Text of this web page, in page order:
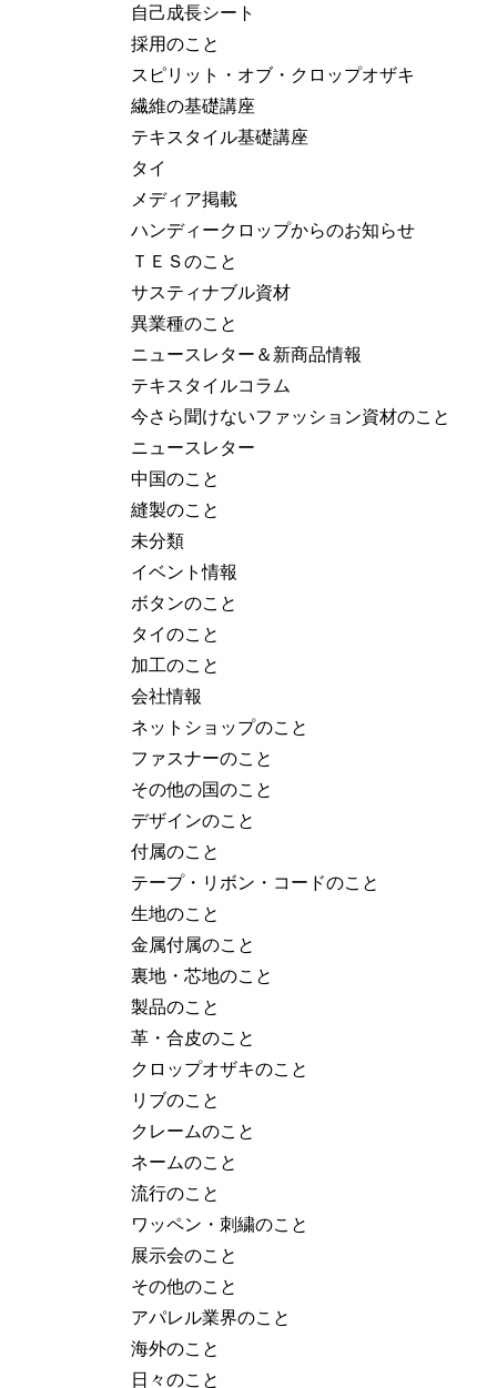
自己成長シート
採用のこと
スピリット・オブ・クロップオザキ
繊維の基礎講座
テキスタイル基礎講座
タイ
メディア掲載
ハンディークロップからのお知らせ
ＴＥＳのこと
サスティナブル資材
異業種のこと
ニュースレター＆新商品情報
テキスタイルコラム
今さら聞けないファッション資材のこと
ニュースレター
中国のこと
縫製のこと
未分類
イベント情報
ボタンのこと
タイのこと
加工のこと
会社情報
ネットショップのこと
ファスナーのこと
その他の国のこと
デザインのこと
付属のこと
テープ・リボン・コードのこと
生地のこと
金属付属のこと
裏地・芯地のこと
製品のこと
革・合皮のこと
クロップオザキのこと
リブのこと
クレームのこと
ネームのこと
流行のこと
ワッペン・刺繍のこと
展示会のこと
その他のこと
アパレル業界のこと
海外のこと
日々のこと